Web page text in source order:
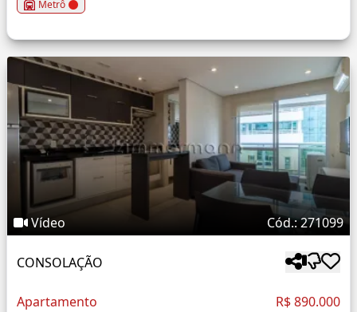
Metrô
Vídeo Cód.: 271099
CONSOLAÇÃO
Apartamento R$ 890.000